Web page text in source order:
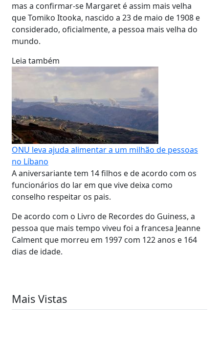
mas a confirmar-se Margaret é assim mais velha
que Tomiko Itooka, nascido a 23 de maio de 1908 e
considerado, oficialmente, a pessoa mais velha do
mundo.
Leia também
ONU leva ajuda alimentar a um milhão de pessoas
no Líbano
A aniversariante tem 14 filhos e de acordo com os
funcionários do lar em que vive deixa como
conselho respeitar os pais.
De acordo com o Livro de Recordes do Guiness, a
pessoa que mais tempo viveu foi a francesa Jeanne
Calment que morreu em 1997 com 122 anos e 164
dias de idade.
Mais Vistas